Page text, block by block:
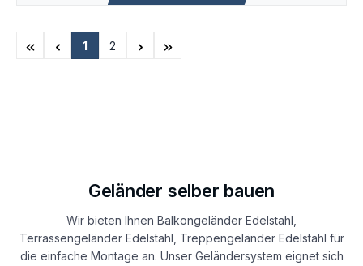
Seite
1
Seite
2
Geländer selber bauen
Wir bieten Ihnen Balkongeländer Edelstahl,
Terrassengeländer Edelstahl, Treppengeländer Edelstahl für
die einfache Montage an. Unser Geländersystem eignet sich